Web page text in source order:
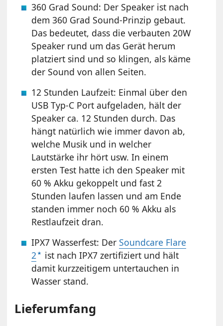
360 Grad Sound: Der Speaker ist nach
dem 360 Grad Sound-Prinzip gebaut.
Das bedeutet, dass die verbauten 20W
Speaker rund um das Gerät herum
platziert sind und so klingen, als käme
der Sound von allen Seiten.
12 Stunden Laufzeit: Einmal über den
USB Typ-C Port aufgeladen, hält der
Speaker ca. 12 Stunden durch. Das
hängt natürlich wie immer davon ab,
welche Musik und in welcher
Lautstärke ihr hört usw. In einem
ersten Test hatte ich den Speaker mit
60 % Akku gekoppelt und fast 2
Stunden laufen lassen und am Ende
standen immer noch 60 % Akku als
Restlaufzeit dran.
IPX7 Wasserfest: DerSoundcare Flare
2
ist nach IPX7 zertifiziert und hält
damit kurzzeitigem untertauchen in
Wasser stand.
Lieferumfang